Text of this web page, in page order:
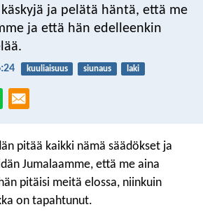
ja pelätä häntä, että me
ja että hän edelleenkin
kuuliaisuus siunaus laki
pitää kaikki nämä säädökset ja
Jumalaamme, että me aina
pitäisi meitä elossa, niinkuin
on tapahtunut.